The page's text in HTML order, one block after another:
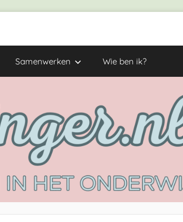
Samenwerken Wie ben ik?